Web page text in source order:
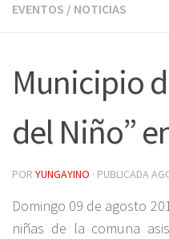
EVENTOS / NOTICIAS
Municipio
del Niño”
POR YUNGAYINO · PUBLICADA
Domingo 09 de agosto
niñas de la comuna